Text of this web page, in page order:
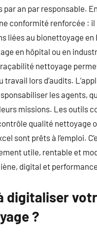
par an par responsable.
conformité renforcée : il
liées au bionettoyage en
en hôpital ou en
nettoyage
travail lors d’audits.
les agents,
missions. Les outils
qualité nettoyage
sont prêts à l’emploi.
utile, rentable et
digital et
digitaliser
?